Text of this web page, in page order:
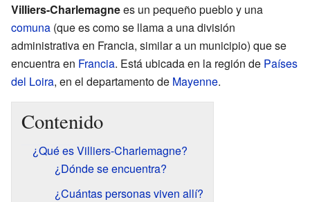
Villiers-Charlemagnees un pequeño pueblo y una
comuna (que es como se llama a una división
administrativa en Francia, similar a un municipio) que se
encuentra en Francia. Está ubicada en la región de Países
del Loira, en el departamento de Mayenne.
Contenido
¿Qué es Villiers-Charlemagne?
¿Dónde se encuentra?
¿Cuántas personas viven allí?